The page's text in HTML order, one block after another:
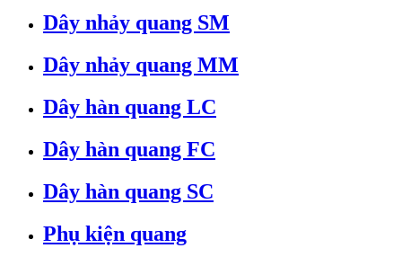
Dây nhảy quang SM
Dây nhảy quang MM
Dây hàn quang LC
Dây hàn quang FC
Dây hàn quang SC
Phụ kiện quang